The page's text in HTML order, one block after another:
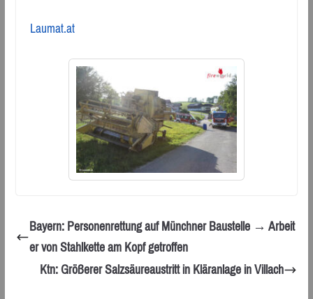
Laumat.at
Bayern: Personenrettung auf Münchner Baustelle → Arbeit
er von Stahlkette am Kopf getroffen
Ktn: Größerer Salzsäureaustritt in Kläranlage in Villach